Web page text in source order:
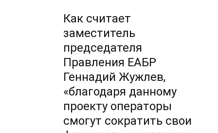
Как считает
заместитель
председателя
Правления ЕАБР
Геннадий Жужлев,
«благодаря данному
проекту операторы
смогут сократить свои